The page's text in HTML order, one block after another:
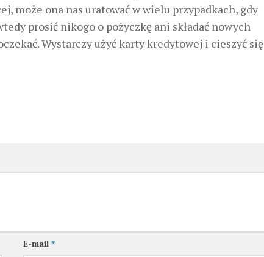
może ona nas uratować w wielu przypadkach, gdy
prosić nikogo o pożyczkę ani składać nowych
Wystarczy użyć karty kredytowej i cieszyć się
E-mail*